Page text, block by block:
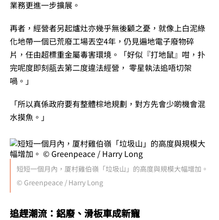
業務更進一步擴展。
再者，經營者另起爐灶亦幾乎無後顧之憂，就像上白泥綠
化地帶一個已荒廢工場丟空4年，仍見遍地電子廢物碎
片，任由超標重金屬毒害環境。「好似『打地鼠』咁，扑
完呢度即刻瓹去第二度違法經營， 零星執法追唔切架
喎。」
「所以真係政府要有整體棕地規劃，對方先會少啲機會混
水摸魚。」
短短一個月內，厦村雞伯嶺「垃圾山」的高度與規模大幅增加。
© Greenpeace / Harry Long
追趕潮流：鋁廢、滑板車成新寵